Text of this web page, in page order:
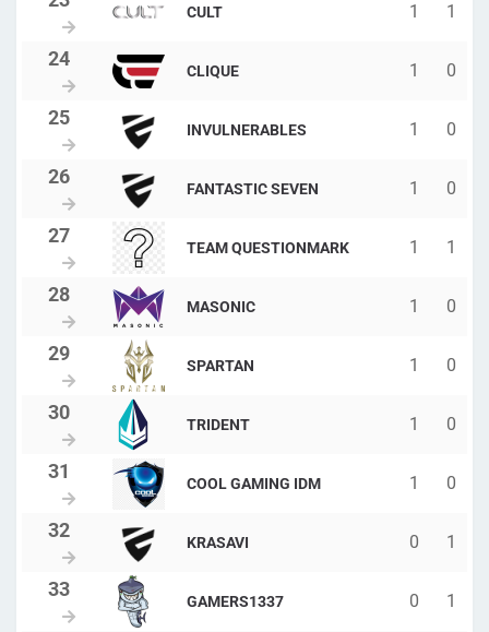
CULT 1 1
CLIQUE 1 0
INVULNERABLES 1 0
FANTASTIC SEVEN 1 0
TEAM QUESTIONMARK 1 1
MASONIC 1 0
SPARTAN 1 0
TRIDENT 1 0
COOL GAMING IDM 1 0
KRASAVI 0 1
GAMERS1337 0 1